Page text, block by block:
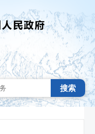
搜索